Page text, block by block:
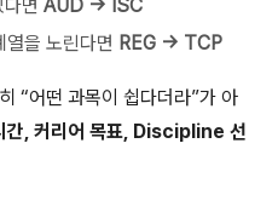
면 AUD → ISC
을 노린다면 REG → TCP
“어떤 과목이 쉽다더라”가 아
간, 커리어 목표, Discipline 선